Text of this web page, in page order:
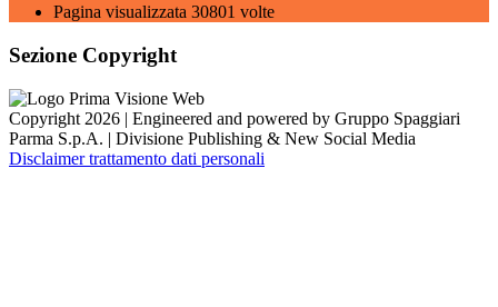
Pagina visualizzata 30801 volte
Sezione Copyright
Copyright 2026 | Engineered and powered by Gruppo Spaggiari
Parma S.p.A. | Divisione Publishing & New Social Media
Disclaimer trattamento dati personali